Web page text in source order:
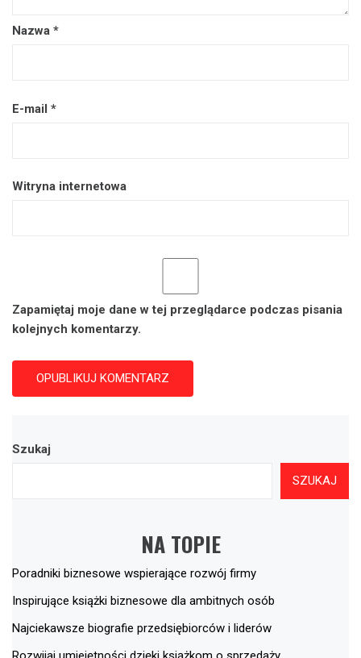
Nazwa *
E-mail *
Witryna internetowa
Zapamiętaj moje dane w tej przeglądarce podczas pisania
kolejnych komentarzy.
Szukaj
SZUKAJ
NA TOPIE
Poradniki biznesowe wspierające rozwój firmy
Inspirujące książki biznesowe dla ambitnych osób
Najciekawsze biografie przedsiębiorców i liderów